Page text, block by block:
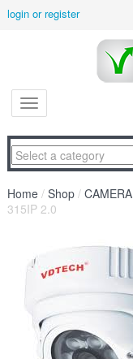
login or register
Home / Shop / CAMERA
315IP 2.0